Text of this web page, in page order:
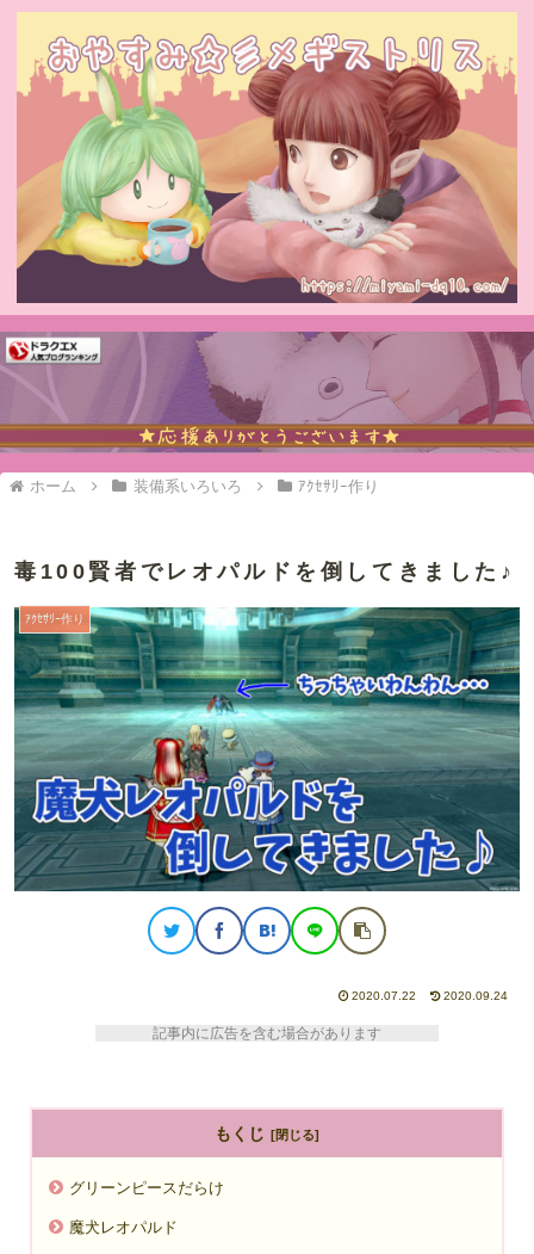
ホーム 装備系いろいろ ｱｸｾｻﾘｰ作り
毒100賢者でレオパルドを倒してきました♪
ｱｸｾｻﾘｰ作り
2020.07.22 2020.09.24
記事内に広告を含む場合があります
もくじ
グリーンピースだらけ
魔犬レオパルド